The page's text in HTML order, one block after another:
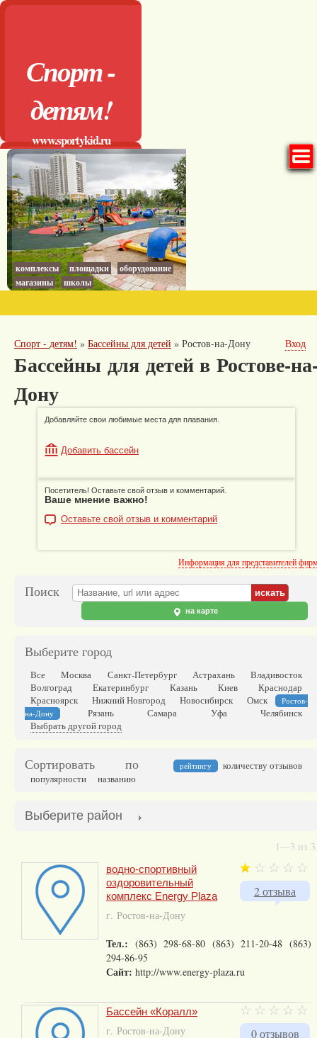
Спорт -
детям!
www.sportykid.ru
комплексы площадки
оборудование
магазины
школы
Спорт - детям! » Бассейны для детей » Ростов-на-Дону Вход
Бассейны для детей в Ростове-
Дону
Добавляйте свои любимые места для плавания.
Добавить бассейн
Посетитель! Оставьте свой отзыв и комментарий.
Ваше мнение важно!
Оставьте свой отзыв и комментарий
Информация для представителей
Поиск
на карте
Выберите город
Все Москва Санкт-Петербург Астрахань
Владивосток
Волгоград
Екатеринбург Казань Киев
Краснодар
Красноярск
Нижний Новгород Новосибирск Омск
Ростов-
на-Дону
Рязань Самара Уфа
Челябинск
Выбрать другой город
Сортировать по рейтингу
количеству отзывов
популярности
названию
Выберите район
1—3 из
2 отзыва
водно-спортивный
оздоровительный
комплекс Energy Plaza
г. Ростов-на-Дону
Тел.: (863) 298-68-80 (863) 211-20-48 (863)
294-86-95
Сайт: http://www.energy-plaza.ru
0 отзывов
Бассейн «Коралл»
г. Ростов-на-Дону